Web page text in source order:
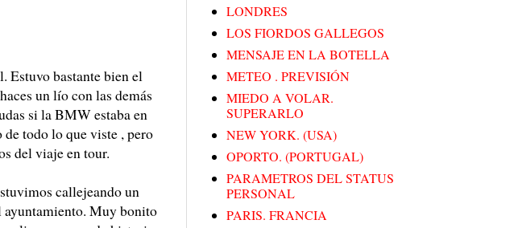
Estuvo bastante bien el
un lío con las demás
si la BMW estaba en
todo lo que viste , pero
del viaje en tour.
callejeando un
ayuntamiento. Muy bonito
LONDRES
LOS FIORDOS GALLEGOS
MENSAJE EN LA BOTELLA
METEO . PREVISIÓN
MIEDO A VOLAR.
SUPERARLO
NEW YORK. (USA)
OPORTO. (PORTUGAL)
PARAMETROS DEL STATUS
PERSONAL
PARIS. FRANCIA